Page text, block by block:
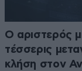
Ο αριστερός
τέσσερις
κλήση στον